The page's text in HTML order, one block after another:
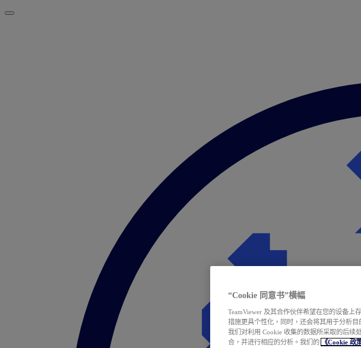
“Cookie 同意书”横幅
TeamViewer 及其合作伙伴希望在您的设备上
措施更具个性化，同时，还会将其用于分析目
我们对利用 Cookie 收集的数据所采取的后续
合，并进行相应的分析。我们的
《Cookie 政